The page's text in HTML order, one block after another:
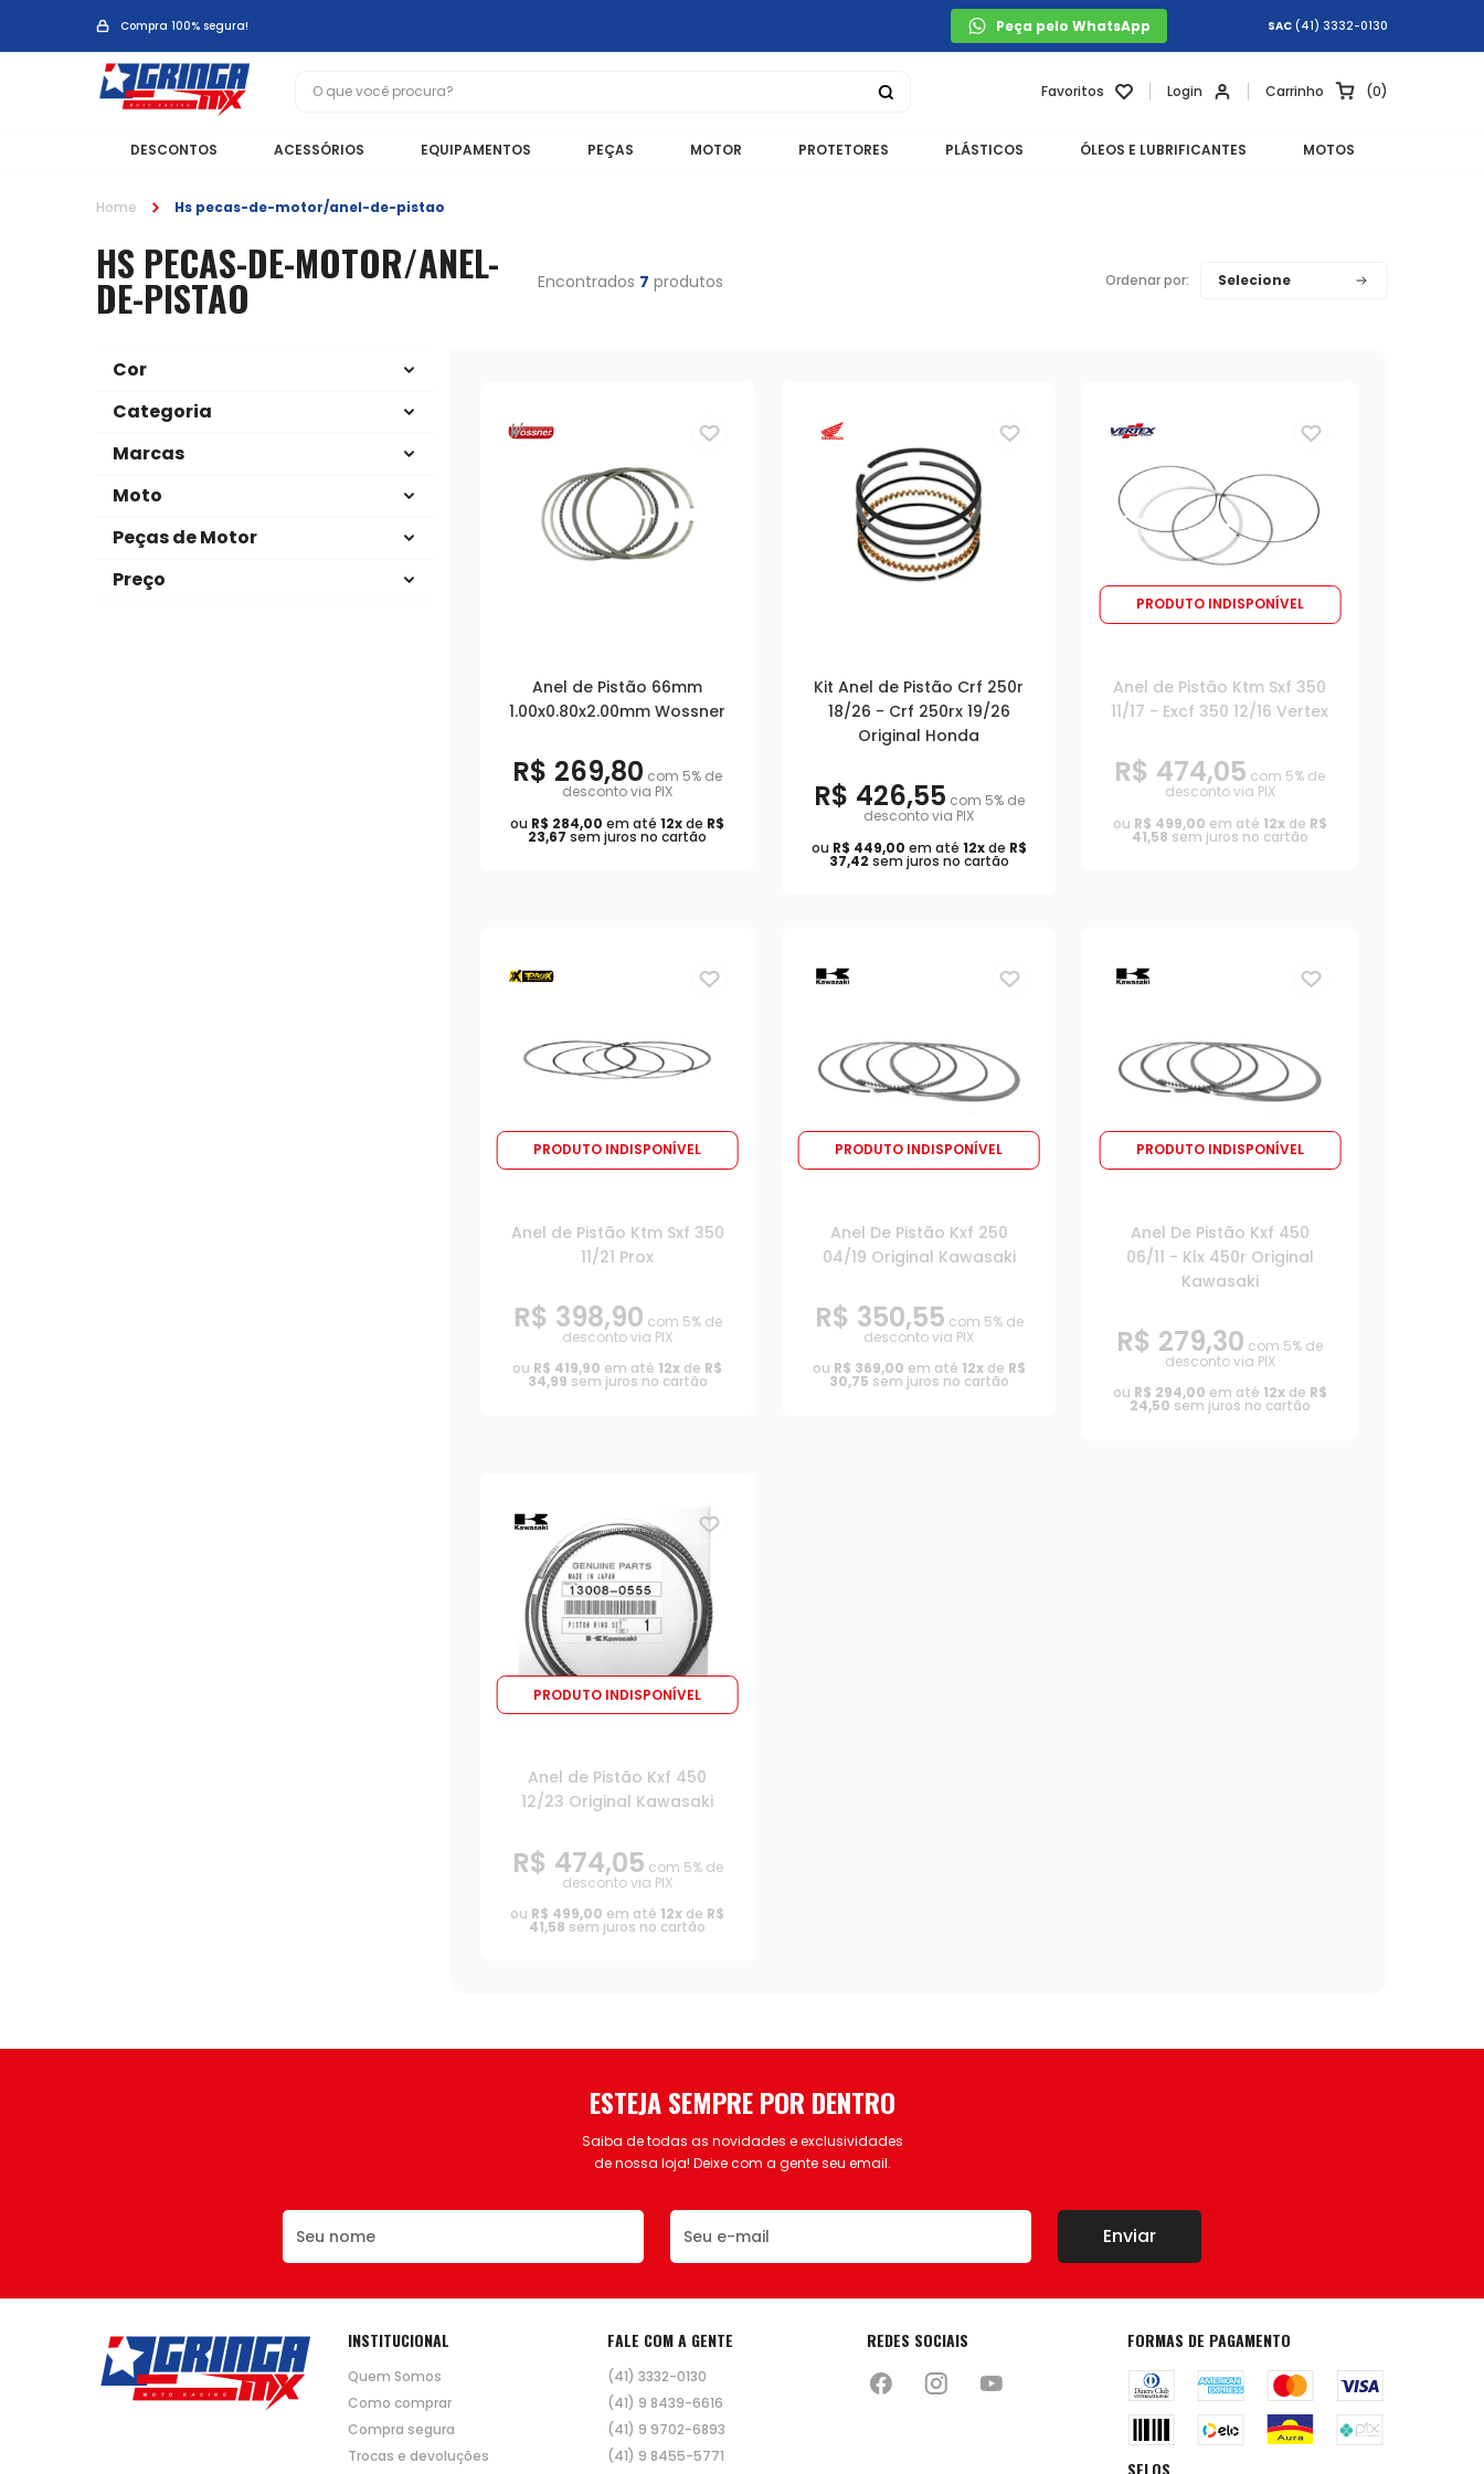
Compra 100% segura! Peça pelo WhatsApp SAC (41) 3332-0130
Favoritos Login Carrinho 0
DESCONTOS ACESSÓRIOS EQUIPAMENTOS PEÇAS MOTOR PROTETORES PLÁSTICOS ÓLEOS E LUBRIFICANTES MOTOS
Home Hs pecas-de-motor/anel-de-pistao
HS PECAS-DE-MOTOR/ANEL-
DE-PISTAO Encontrados 7 produtos Ordenar por:
Cor
Categoria
Marcas
Moto
Peças de Motor
Preço
Anel de Pistão 66mm
1.00x0.80x2.00mm Wossner
R$ 269,80 com 5% de
desconto via PIX
ou R$ 284,00 em até12xde R$
23,67 sem juros no cartão
Kit Anel de Pistão Crf 250r
18/26 - Crf 250rx 19/26
Original Honda
R$ 426,55 com 5% de
desconto via PIX
ou R$ 449,00 em até 12xde R$
37,42 sem juros no cartão
PRODUTO INDISPONÍVEL
Anel de Pistão Ktm Sxf 350
11/17 - Excf 350 12/16 Vertex
R$ 474,05 com 5% de
desconto via PIX
ou R$ 499,00 em até 12xde R$
41,58 sem juros no cartão
PRODUTO INDISPONÍVEL
Anel de Pistão Ktm Sxf 350
11/21 Prox
R$ 398,90 com 5% de
desconto via PIX
ou R$ 419,90 em até 12x de R$
34,99 sem juros no cartão
PRODUTO INDISPONÍVEL
Anel De Pistão Kxf 250
04/19 Original Kawasaki
R$ 350,55 com 5% de
desconto via PIX
ou R$ 369,00 em até 12xde R$
30,75 sem juros no cartão
PRODUTO INDISPONÍVEL
Anel De Pistão Kxf 450
06/11 - Klx 450r Original
Kawasaki
R$ 279,30 com 5% de
desconto via PIX
ou R$ 294,00 em até 12xde R$
24,50 sem juros no cartão
PRODUTO INDISPONÍVEL
Anel de Pistão Kxf 450
12/23 Original Kawasaki
R$ 474,05 com 5% de
desconto via PIX
ou R$ 499,00 em até 12x de R$
41,58 sem juros no cartão
ESTEJA SEMPRE POR DENTRO
Saiba de todas as novidades e exclusividades
de nossa loja! Deixe com a gente seu email.
Enviar
INSTITUCIONAL
Quem Somos
Como comprar
Compra segura
Trocas e devoluções
FALE COM A GENTE
(41) 3332-0130
(41) 9 8439-6616
(41) 9 9702-6893
(41) 9 8455-5771
REDES SOCIAIS FORMAS DE PAGAMENTO